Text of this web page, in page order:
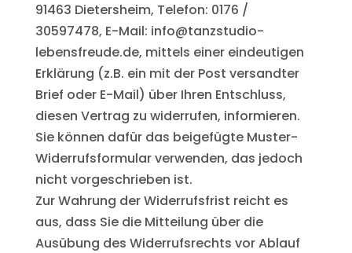
91463 Dietersheim, Telefon: 0176 /
30597478, E-Mail: info@tanzstudio-
lebensfreude.de, mittels einer eindeutigen
Erklärung (z.B. ein mit der Post versandter
Brief oder E-Mail) über Ihren Entschluss,
diesen Vertrag zu widerrufen, informieren.
Sie können dafür das beigefügte Muster-
Widerrufsformular verwenden, das jedoch
nicht vorgeschrieben ist.
Zur Wahrung der Widerrufsfrist reicht es
aus, dass Sie die Mitteilung über die
Ausübung des Widerrufsrechts vor Ablauf